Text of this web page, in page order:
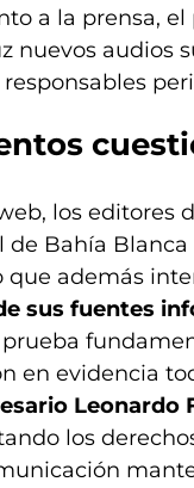
a la prensa,
nuevos audios
los editores
de Bahía
que además
sus fuentes
prueba
en evidencia
Leonardo
los